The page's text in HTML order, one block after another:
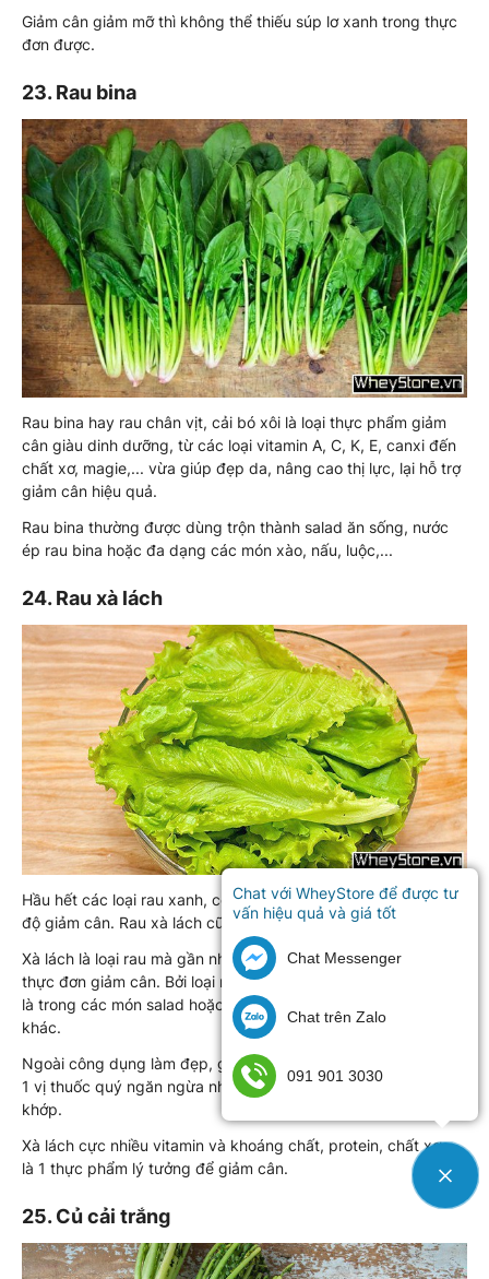
Giảm cân giảm mỡ thì không thể thiếu súp lơ xanh trong thực
đơn được.
23. Rau bina
Rau bina hay rau chân vịt, cải bó xôi là loại thực phẩm giảm
cân giàu dinh dưỡng, từ các loại vitamin A, C, K, E, canxi đến
chất xơ, magie,... vừa giúp đẹp da, nâng cao thị lực, lại hỗ trợ
giảm cân hiệu quả.
Rau bina thường được dùng trộn thành salad ăn sống, nước
ép rau bina hoặc đa dạng các món xào, nấu, luộc,...
24. Rau xà lách
Hầu hết các loại rau xanh, có màu xanh đậm đều tốt cho chế
độ giảm cân. Rau xà lách cũng không ngoại lệ.
Xà lách là loại rau mà gần như không thể thiếu trong những
thực đơn giảm cân. Bởi loại rau này được dùng phổ biến nhất
là trong các món salad hoặc ăn sống kèm các thực phẩm
khác.
Ngoài công dụng làm đẹp, giảm cân, xà lách còn được coi là
1 vị thuốc quý ngăn ngừa nhiều bệnh như ung thư, tim mạch,
khớp.
Xà lách cực nhiều vitamin và khoáng chất, protein, chất xơ,...
là 1 thực phẩm lý tưởng để giảm cân.
25. Củ cải trắng
Chat với WheyStore để được tư
vấn hiệu quả và giá tốt
Chat Messenger
Chat trên Zalo
091 901 3030